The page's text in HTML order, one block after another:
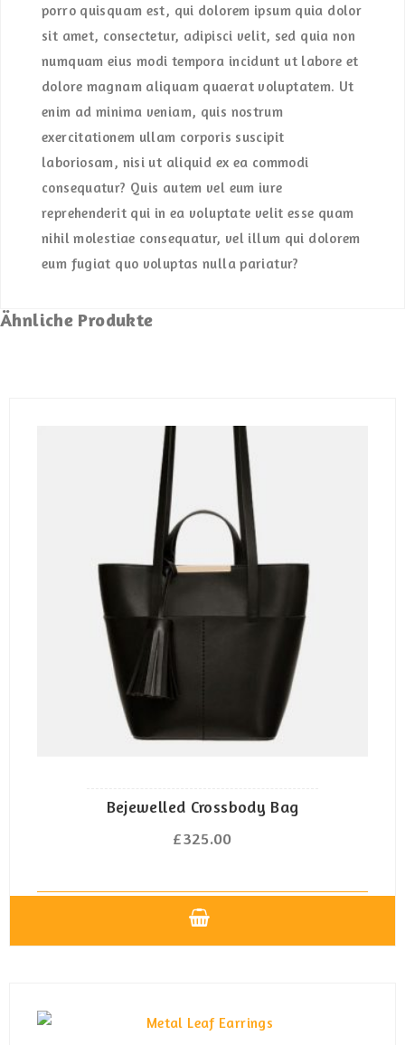
porro quisquam est, qui dolorem ipsum quia dolor
sit amet, consectetur, adipisci velit, sed quia non
numquam eius modi tempora incidunt ut labore et
dolore magnam aliquam quaerat voluptatem. Ut
enim ad minima veniam, quis nostrum
exercitationem ullam corporis suscipit
laboriosam, nisi ut aliquid ex ea commodi
consequatur? Quis autem vel eum iure
reprehenderit qui in ea voluptate velit esse quam
nihil molestiae consequatur, vel illum qui dolorem
eum fugiat quo voluptas nulla pariatur?
Ähnliche Produkte
Bejewelled Crossbody Bag
£325.00
Dieses
Varianten